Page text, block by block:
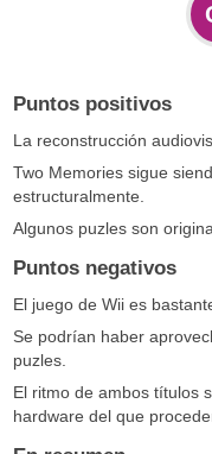
Puntos positivos
La reconstrucción
Two Memories sigue
estructuralmente.
Algunos puzles son
Puntos negativos
El juego de Wii es
Se podrían haber
puzles.
El ritmo de ambos títulos
hardware del que